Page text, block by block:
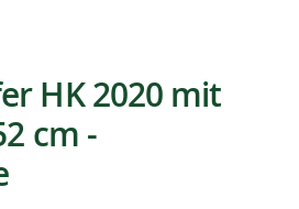
HK 2020 mit
cm -